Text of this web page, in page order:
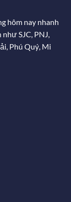
hôm nay nhanh
SJC, PNJ,
Phú Quý, Mi